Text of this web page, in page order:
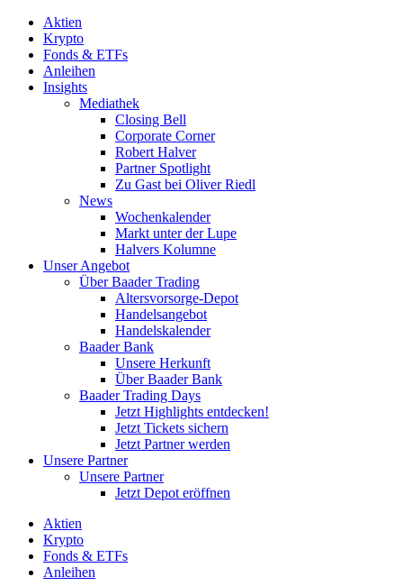
Aktien
Krypto
Fonds & ETFs
Anleihen
Insights
Mediathek
Closing Bell
Corporate Corner
Robert Halver
Partner Spotlight
Zu Gast bei Oliver Riedl
News
Wochenkalender
Markt unter der Lupe
Halvers Kolumne
Unser Angebot
Über Baader Trading
Altersvorsorge-Depot
Handelsangebot
Handelskalender
Baader Bank
Unsere Herkunft
Über Baader Bank
Baader Trading Days
Jetzt Highlights entdecken!
Jetzt Tickets sichern
Jetzt Partner werden
Unsere Partner
Unsere Partner
Jetzt Depot eröffnen
Aktien
Krypto
Fonds & ETFs
Anleihen